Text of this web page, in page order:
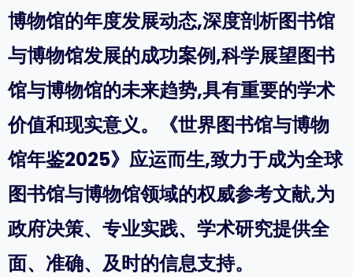
博物馆的年度发展动态,深度剖析图书馆
与博物馆发展的成功案例,科学展望图书
馆与博物馆的未来趋势,具有重要的学术
价值和现实意义。《世界图书馆与博物
馆年鉴2025》应运而生,致力于成为全球
图书馆与博物馆领域的权威参考文献,为
政府决策、专业实践、学术研究提供全
面、准确、及时的信息支持。